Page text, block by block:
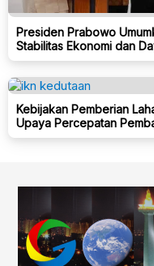
Presiden Prabowo
Stabilitas Ekonomi dan
Kebijakan Pemberian
Upaya Percepatan